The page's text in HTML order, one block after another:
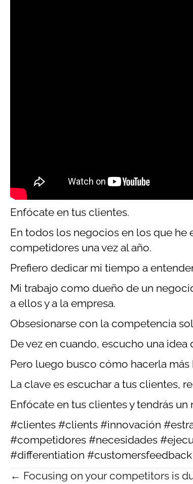
Enfócate en tus clientes.
En todos los negocios en los que he
competidores una vez al año.
Prefiero dedicar mi tiempo a
Mi trabajo como dueño de un
a ellos y a la empresa.
Obsesionarse con la competencia
De vez en cuando, escucho una
Pero luego busco cómo hacerla más
La clave es escuchar a tus clientes,
Enfócate en tus clientes y tendrás
#clientes #clients #innovación
#competidores #necesidades
#differentiation
← Focusing on your competitors is